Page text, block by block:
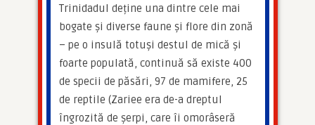
Trinidadul deține una dintre cele mai
bogate și diverse faune și flore din zonă
– pe o insulă totuși destul de mică și
foarte populată, continuă să existe 400
de specii de păsări, 97 de mamifere, 25
de reptile (Zariee era de-a dreptul
îngrozită de șerpi, care îi omorâseră